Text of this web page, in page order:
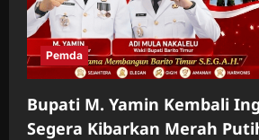
Pemda
Bupati M. Yamin Kembali
Segera Kibarkan Merah